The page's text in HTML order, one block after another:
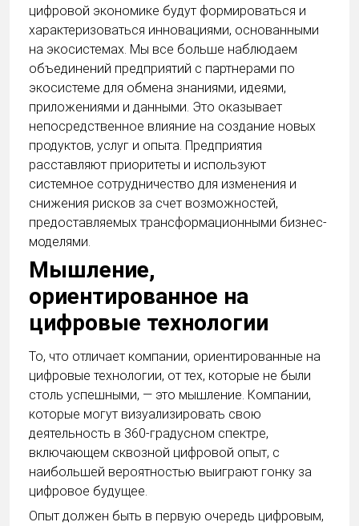
цифровой экономике будут формироваться и
характеризоваться инновациями, основанными
на экосистемах. Мы все больше наблюдаем
объединений предприятий с партнерами по
экосистеме для обмена знаниями, идеями,
приложениями и данными. Это оказывает
непосредственное влияние на создание новых
продуктов, услуг и опыта. Предприятия
расставляют приоритеты и используют
системное сотрудничество для изменения и
снижения рисков за счет возможностей,
предоставляемых трансформационными бизнес-
моделями.
Мышление,
ориентированное на
цифровые технологии
То, что отличает компании, ориентированные на
цифровые технологии, от тех, которые не были
столь успешными, — это мышление. Компании,
которые могут визуализировать свою
деятельность в 360-градусном спектре,
включающем сквозной цифровой опыт, с
наибольшей вероятностью выиграют гонку за
цифровое будущее.
Опыт должен быть в первую очередь цифровым,